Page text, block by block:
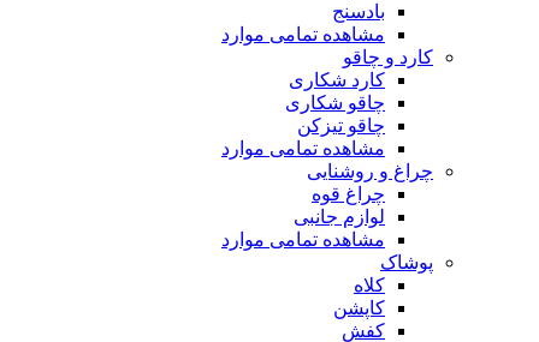
بادسنج
مشاهده تمامی موارد
کارد و چاقو
کارد شکاری
چاقو شکاری
چاقو تیزکن
مشاهده تمامی موارد
چراغ و روشنایی
چراغ قوه
لوازم جانبی
مشاهده تمامی موارد
پوشاک
کلاه
کاپشن
کفش